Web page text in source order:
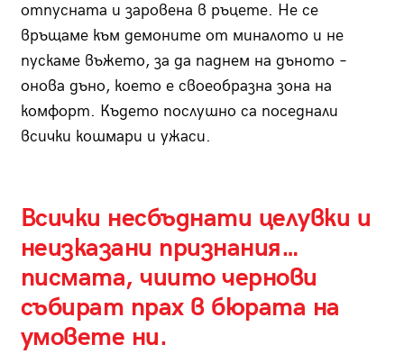
отпусната и заровена в ръцете. Не се
връщаме към демоните от миналото и не
пускаме въжето, за да паднем на дъното –
онова дъно, което е своеобразна зона на
комфорт. Където послушно са поседнали
всички кошмари и ужаси.
Всички несбъднати целувки и
неизказани признания…
писмата, чиито чернови
събират прах в бюрата на
умовете ни.